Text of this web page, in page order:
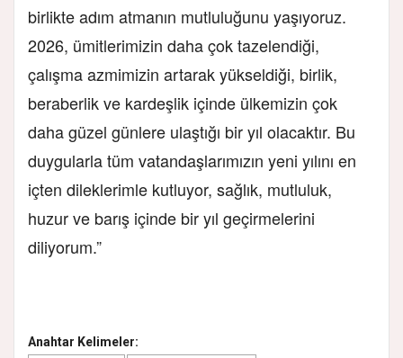
birlikte adım atmanın mutluluğunu yaşıyoruz.
2026, ümitlerimizin daha çok tazelendiği,
çalışma azmimizin artarak yükseldiği, birlik,
beraberlik ve kardeşlik içinde ülkemizin çok
daha güzel günlere ulaştığı bir yıl olacaktır. Bu
duygularla tüm vatandaşlarımızın yeni yılını en
içten dileklerimle kutluyor, sağlık, mutluluk,
huzur ve barış içinde bir yıl geçirmelerini
diliyorum.”
Anahtar Kelimeler: